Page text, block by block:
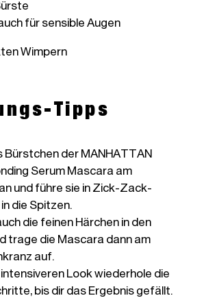
Wimpern
Tipps
Bürstchen der MANHATTAN
Serum Mascara am
und führe sie in Zick-Zack-
die Spitzen.
die feinen Härchen in den
trage die Mascara dann am
auf.
intensiveren Look wiederhole die
bis dir das Ergebnis gefällt.